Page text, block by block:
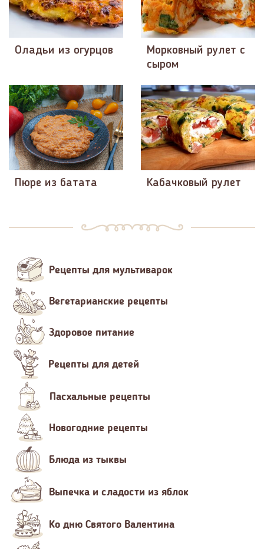
Оладьи из огурцов
Морковный рулет с
сыром
Пюре из батата Кабачковый рулет
Рецепты для мультиварок
Вегетарианские рецепты
Здоровое питание
Рецепты для детей
Пасхальные рецепты
Новогодние рецепты
Блюда из тыквы
Выпечка и сладости из яблок
Ко дню Святого Валентина